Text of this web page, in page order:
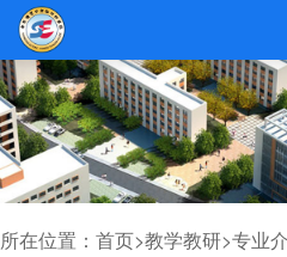
所在位置： 首页>教学教研>专业